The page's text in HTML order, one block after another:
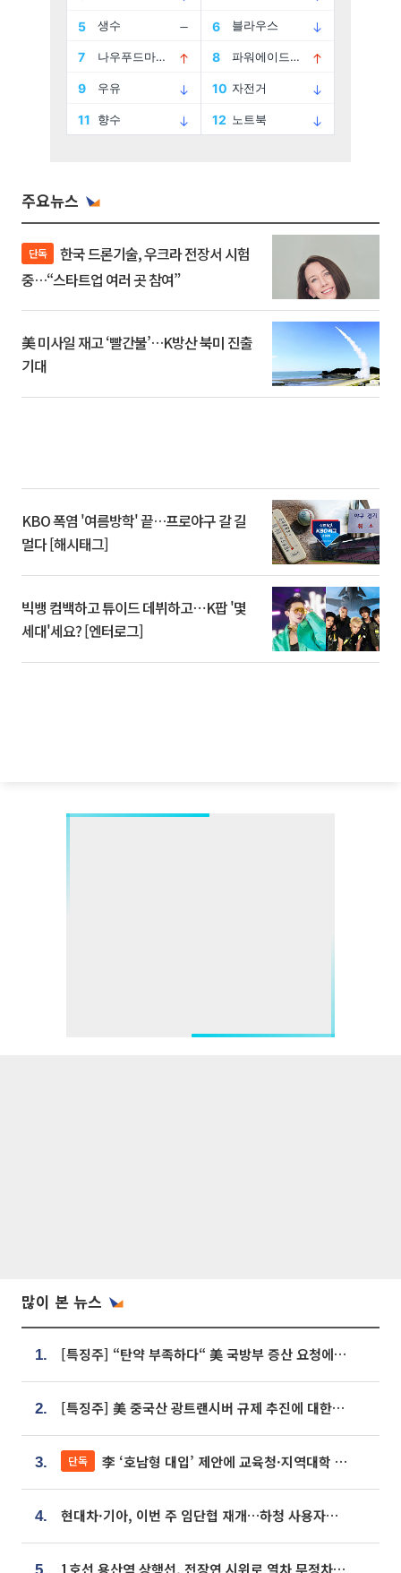
주요뉴스
단독
중…“스타트업 여러 곳 참여”
美 미사일 재고 ‘빨간불’…K방산 북미 진출
기대
KBO 폭염 '여름방학' 끝…프로야구 갈 길
멀다 [해시태그]
빅뱅 컴백하고 튜이드 데뷔하고⋯K팝 '몇
세대'세요? [엔터로그]
많이 본 뉴스
1. [특징주] “탄약 부족하다“ 美 국방부 증산 요청에⋯국내 방산주 급등세
2. [특징주] 美 중국산 광트랜시버 규제 추진에 대한광통신 등 광통신株 강세
3. 단독 李 ‘호남형 대입’ 제안에 교육청·지역대학 서·논술형 입시 연계 '착수'
4. 현대차·기아, 이번 주 임단협 재개…하청 사용자성 재심도 ‘변수’